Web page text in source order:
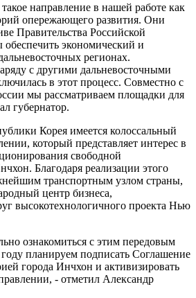
направление в нашей работе как
опережающего развития. Они
Правительства Российской
экономический и
регионах.
с другими дальневосточными
в этот процесс. Совместно с
мы рассматриваем площадки для
губернатор.
Корея имеется колоссальный
который представляет интерес в
свободной
Благодаря реализации этого
транспортным узлом страны,
центр бизнеса,
высокотехнологичного проекта Нью
ознакомиться с этим передовым
планируем подписать Соглашение
города Инчхон и активизировать
- отметил Александр